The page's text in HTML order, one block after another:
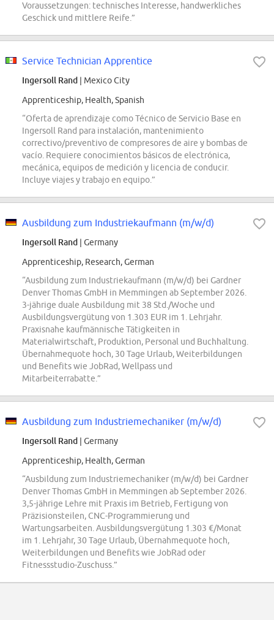
Voraussetzungen: technisches Interesse, handwerkliches
Geschick und mittlere Reife.”
Service Technician Apprentice
Ingersoll Rand | Mexico City
Apprenticeship, Health, Spanish
“Oferta de aprendizaje como Técnico de Servicio Base en
Ingersoll Rand para instalación, mantenimiento
correctivo/preventivo de compresores de aire y bombas de
vacío. Requiere conocimientos básicos de electrónica,
mecánica, equipos de medición y licencia de conducir.
Incluye viajes y trabajo en equipo.”
Ausbildung zum Industriekaufmann (m/w/d)
Ingersoll Rand | Germany
Apprenticeship, Research, German
“Ausbildung zum Industriekaufmann (m/w/d) bei Gardner
Denver Thomas GmbH in Memmingen ab September 2026.
3-jährige duale Ausbildung mit 38 Std./Woche und
Ausbildungsvergütung von 1.303 EUR im 1. Lehrjahr.
Praxisnahe kaufmännische Tätigkeiten in
Materialwirtschaft, Produktion, Personal und Buchhaltung.
Übernahmequote hoch, 30 Tage Urlaub, Weiterbildungen
und Benefits wie JobRad, Wellpass und
Mitarbeiterrabatte.”
Ausbildung zum Industriemechaniker (m/w/d)
Ingersoll Rand | Germany
Apprenticeship, Health, German
“Ausbildung zum Industriemechaniker (m/w/d) bei Gardner
Denver Thomas GmbH in Memmingen ab September 2026.
3,5-jährige Lehre mit Praxis im Betrieb, Fertigung von
Präzisionsteilen, CNC-Programmierung und
Wartungsarbeiten. Ausbildungsvergütung 1.303 €/Monat
im 1. Lehrjahr, 30 Tage Urlaub, Übernahmequote hoch,
Weiterbildungen und Benefits wie JobRad oder
Fitnessstudio-Zuschuss.”